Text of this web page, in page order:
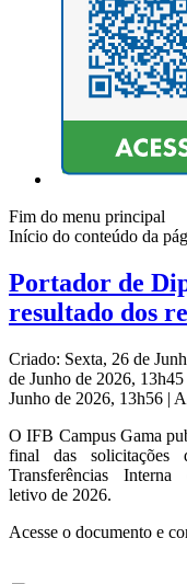
Fim do menu principal
Início do conteúdo da
Portador de
resultado dos
Criado: Sexta, 26 de
de Junho de 2026, 13h45
Junho de 2026, 13h56 |
O IFB Campus Gama
final das solicitações
Transferências
letivo de 2026.
Acesse o documento e